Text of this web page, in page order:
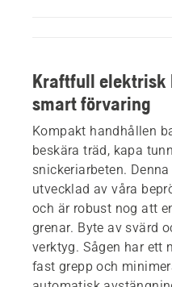
Kraftfull elektrisk
smart förvaring
Kompakt handhållen
beskära träd, kapa
snickeriarbeten.
utvecklad av våra
och är robust nog att
grenar. Byte av svärd
verktyg. Sågen har ett
fast grepp och